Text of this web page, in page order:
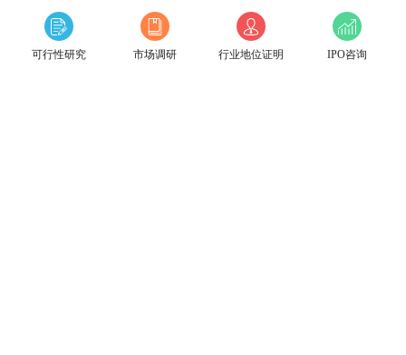
可行性研究 市场调研 行业地位证明 IPO咨询